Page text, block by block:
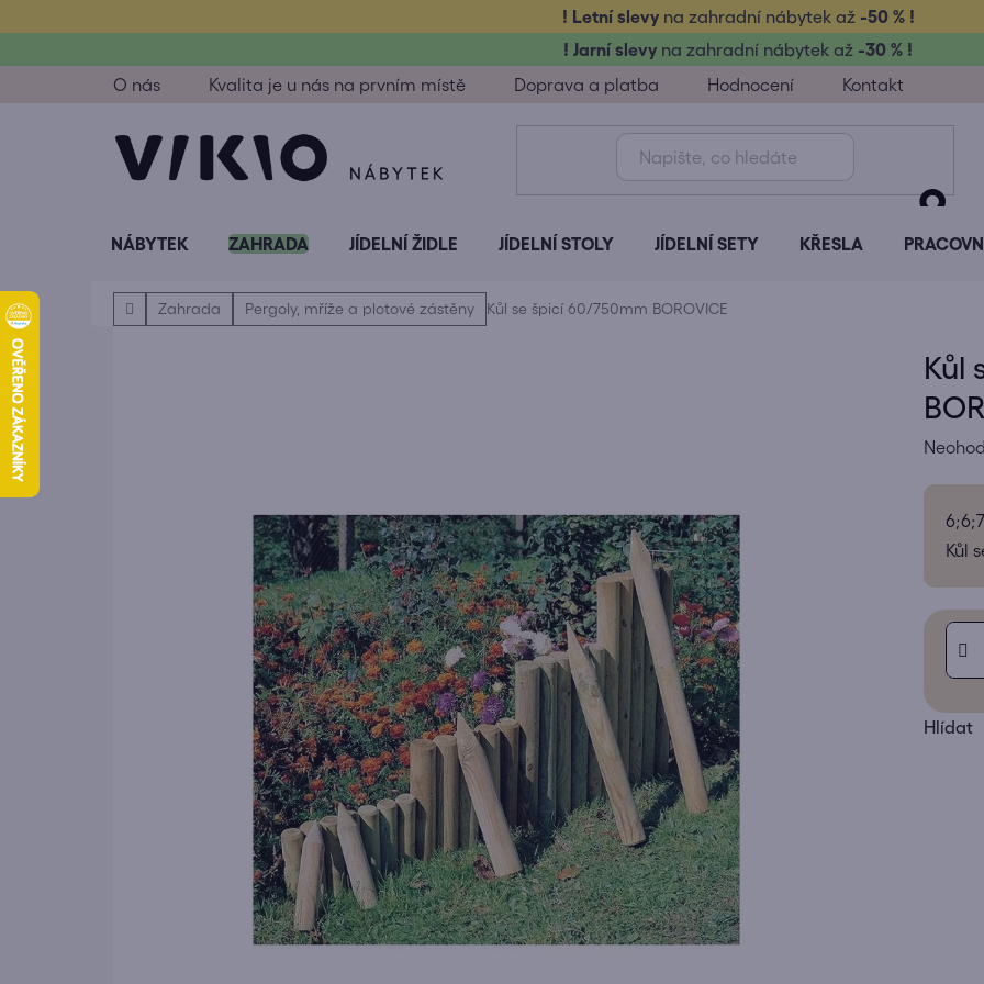
na
! Letní slevy na zahradní nábytek až-50 % !
! Jarní slevy na zahradní nábytek až -30 % !
O nás
Kvalita je u nás na prvním místě Doprava a platba Hodnocení Kontakt
NÁBYTEK ZAHRADA JÍDELNÍ ŽIDLE JÍDELNÍ STOLY JÍDELNÍ SETY KŘESLA
DomůZahrada Pergoly, mříže a plotové zástěny Kůl se špicí 60/750mm BOROVICE
Kůl
5
Kůl
Hlídat